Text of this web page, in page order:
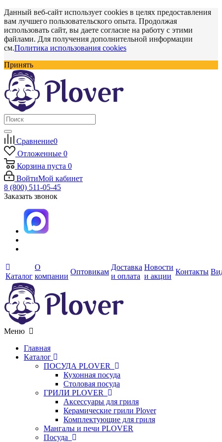
Данный веб-сайт использует cookies в целях предоставления
вам лучшего пользовательского опыта. Продолжая
использовать сайт, вы даете согласие на работу с этими
файлами. Для получения дополнительной информации
см.Политика использования cookies
Принять
Сравнение0
Отложенные 0
Корзина пуста 0
ВойтиМой кабинет
8 (800) 511-05-45
Заказать звонок
Каталог
О
компании
Оптовикам
Доставка
и оплата
Новости
и акции
Контакты
Меню
Главная
Каталог
ПОСУДА PLOVER
Кухонная посуда
Столовая посуда
ГРИЛИ PLOVER
Аксессуары для гриля
Керамические грили Plover
Комплектующие для гриля
Мангалы и печи PLOVER
Посуда